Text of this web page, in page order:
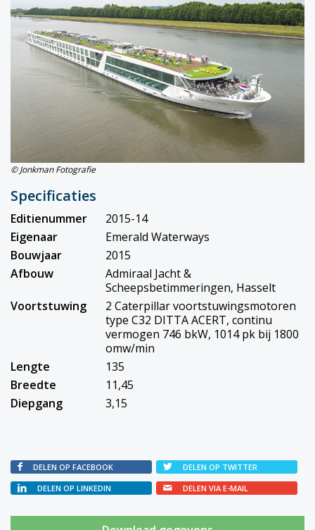
© Jonkman Fotografie
Specificaties
Editienummer
2015-14
Eigenaar
Emerald Waterways
Bouwjaar
2015
Afbouw
Admiraal Jacht &
Scheepsbetimmeringen, Hasselt
Voortstuwing
2 Caterpillar voortstuwingsmotoren
type C32 DITTA ACERT, continu
vermogen 746 bkW, 1014 pk bij 1800
omw/min
Lengte
135
Breedte
11,45
Diepgang
3,15
DELEN OP FACEBOOK
DELEN OP TWITTER
DELEN OP LINKEDIN
DELEN VIA E-MAIL